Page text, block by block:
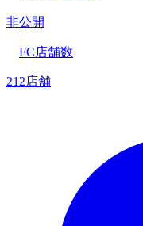
非公開
FC店舗数
212店舗